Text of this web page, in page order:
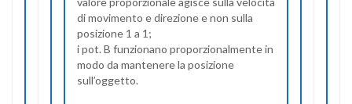
di movimento e direzione e non sulla
posizione 1 a 1;
i pot. B funzionano proporzionalmente in
modo da mantenere la posizione
sull’oggetto.